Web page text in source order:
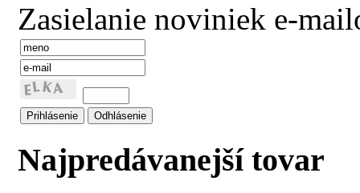
Zasielanie noviniek e-
Najpredávanejší tovar